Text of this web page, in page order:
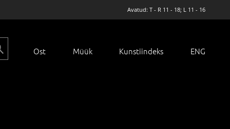
Avatud: T - R 11 - 18; L 11 - 16
Ost Müük Kunstiindeks ENG